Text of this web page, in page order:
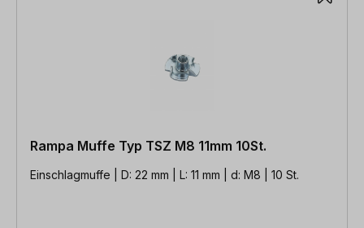
Rampa Muffe Typ TSZ M8 11mm 10St.
Einschlagmuffe | D: 22 mm | L: 11 mm | d: M8 | 10 St.